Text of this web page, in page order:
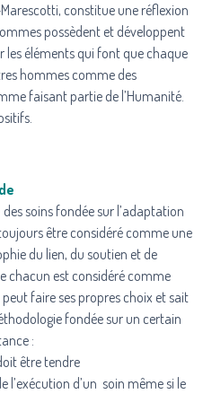
constitue une réflexion
possèdent et développent
les éléments qui font que chaque
hommes comme des
faisant partie de l’Humanité.
soins fondée sur l’adaptation
être considéré comme une
du lien, du soutien et de
chacun est considéré comme
faire ses propres choix et sait
fondée sur un certain
:
être tendre
l’exécution d’un soin même si le